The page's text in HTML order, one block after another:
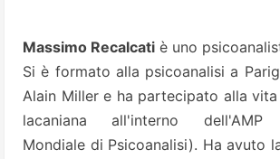
Massimo Recalcati è uno
Si è formato alla psicoanalisi a
Alain Miller e ha partecipato alla
lacaniana all'interno dell'AMP
Mondiale di Psicoanalisi). Ha avuto